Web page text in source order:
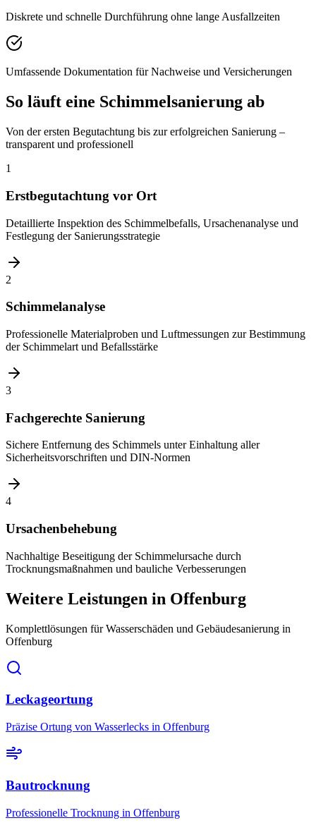
Diskrete und schnelle Durchführung ohne lange Ausfallzeiten
Umfassende Dokumentation für Nachweise und Versicherungen
So läuft eine Schimmelsanierung ab
Von der ersten Begutachtung bis zur erfolgreichen Sanierung –
transparent und professionell
1
Erstbegutachtung vor Ort
Detaillierte Inspektion des Schimmelbefalls, Ursachenanalyse und
Festlegung der Sanierungsstrategie
2
Schimmelanalyse
Professionelle Materialproben und Luftmessungen zur Bestimmung
der Schimmelart und Befallsstärke
3
Fachgerechte Sanierung
Sichere Entfernung des Schimmels unter Einhaltung aller
Sicherheitsvorschriften und DIN-Normen
4
Ursachenbehebung
Nachhaltige Beseitigung der Schimmelursache durch
Trocknungsmaßnahmen und bauliche Verbesserungen
Weitere Leistungen in Offenburg
Komplettlösungen für Wasserschäden und Gebäudesanierung in
Offenburg
Leckageortung
Präzise Ortung von Wasserlecks in Offenburg
Bautrocknung
Professionelle Trocknung in Offenburg